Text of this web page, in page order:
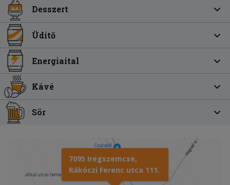
Desszert
Üdítő
Energiaital
Kávé
Sör
7095 Iregszemcse,
Rákóczi Ferenc utca 111.